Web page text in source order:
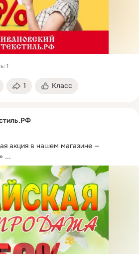
1
1 Класс
акция в нашем магазине —
...